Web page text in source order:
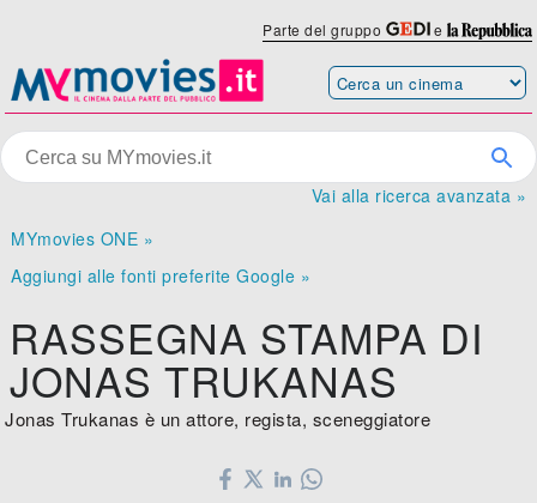
Parte del gruppo e
Vai alla ricerca avanzata »
MYmovies ONE »
Aggiungi alle fonti preferite Google »
RASSEGNA STAMPA DI
JONAS TRUKANAS
Jonas Trukanas è un attore, regista, sceneggiatore